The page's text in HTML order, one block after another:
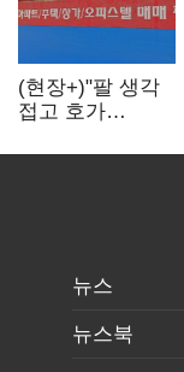
(현장+)"팔 생각
접고 호가
똘똘한 한 채'
뉴스
뉴스북